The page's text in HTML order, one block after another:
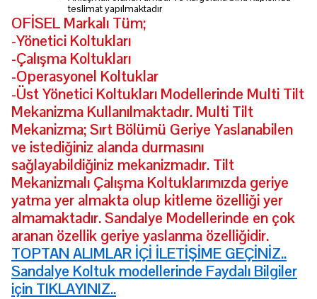
teslimat yapılmaktadır
OFİSEL Markalı Tüm;
-Yönetici Koltukları
-Çalışma Koltukları
-Operasyonel Koltuklar
-Üst Yönetici Koltukları Modellerinde Multi Tilt
Mekanizma Kullanılmaktadır. Multi Tilt
Mekanizma; Sırt Bölümü Geriye Yaslanabilen
ve istediğiniz alanda durmasını
sağlayabildiğiniz mekanizmadır. Tilt
Mekanizmalı Çalışma Koltuklarımızda geriye
yatma yer almakta olup kitleme özelliği yer
almamaktadır. Sandalye Modellerinde en çok
aranan özellik geriye yaslanma özelliğidir.
TOPTAN ALIMLAR İÇİ İLETİŞİME GEÇİNİZ..
Sandalye Koltuk modellerinde Faydalı Bilgiler
için TIKLAYINIZ..